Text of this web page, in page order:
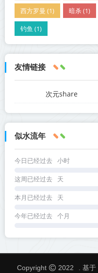
西方罗曼 (1) 暗杀 (1)
钓鱼 (1)
友情链接
次元share
似水流年
今日已经过去 小时
这周已经过去 天
本月已经过去 天
今年已经过去 个月
Copyright 2022 . 基于